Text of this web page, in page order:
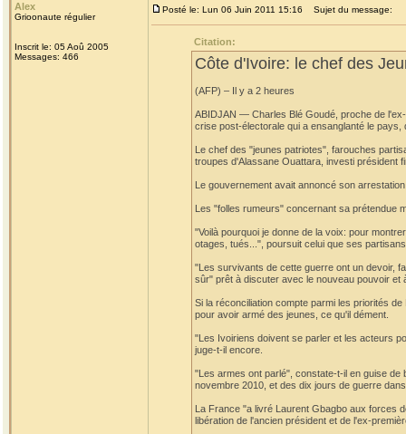
Alex
Grioonaute régulier
Inscrit le: 05 Aoû 2005
Messages: 466
Posté le: Lun 06 Juin 2011 15:16 Sujet du message:
Citation:
Côte d'Ivoire: le chef des
(AFP) – Il y a 2 heures
ABIDJAN — Charles Blé Goudé, proche de
crise post-électorale qui a ensanglanté le pays,
Le chef des "jeunes patriotes", farouches
troupes d'Alassane Ouattara, investi président
Le gouvernement avait annoncé son
Les "folles rumeurs" concernant sa prétendue
"Voilà pourquoi je donne de la voix: pour
otages, tués...", poursuit celui que ses
"Les survivants de cette guerre ont un devoir,
sûr" prêt à discuter avec le nouveau pouvoir et
Si la réconciliation compte parmi les priorités
pour avoir armé des jeunes, ce qu'il dément.
"Les Ivoiriens doivent se parler et les acteurs
juge-t-il encore.
"Les armes ont parlé", constate-t-il en guise
novembre 2010, et des dix jours de guerre
La France "a livré Laurent Gbagbo aux forces
libération de l'ancien président et de l'ex-